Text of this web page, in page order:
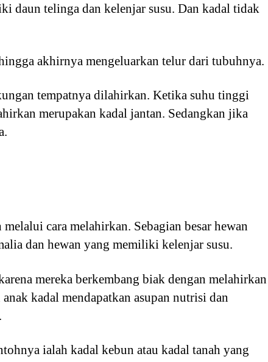
telinga dan kelenjar susu. Dan kadal tidak
akhirnya mengeluarkan telur dari tubuhnya.
tempatnya dilahirkan. Ketika suhu tinggi
merupakan kadal jantan. Sedangkan jika
cara melahirkan. Sebagian besar hewan
dan hewan yang memiliki kelenjar susu.
mereka berkembang biak dengan melahirkan
kadal mendapatkan asupan nutrisi dan
ialah kadal kebun atau kadal tanah yang